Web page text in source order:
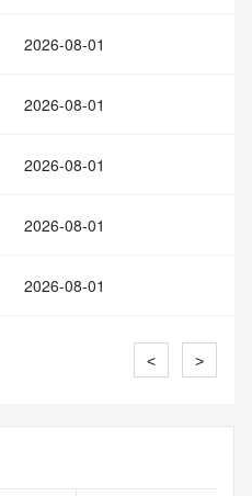
2026-08-01
2026-08-01
2026-08-01
2026-08-01
2026-08-01
< >